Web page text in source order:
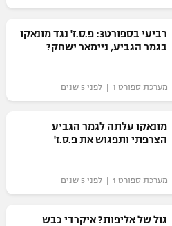
עסק
רביעי בספורט3: פ.ס.ז' נגד מונאקו
בגמר הגביע, ניימאר ישחק?
מערכת ספורט 1 | לפני 5 שנים
מונאקו עלתה לגמר הגביע
הצרפתי ותפגוש את פ.ס.ז'
מערכת ספורט 1 | לפני 5 שנים
גול של אליפות? איקרדי כבש